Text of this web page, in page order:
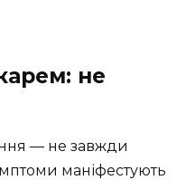
не
— не завжди
маніфестують